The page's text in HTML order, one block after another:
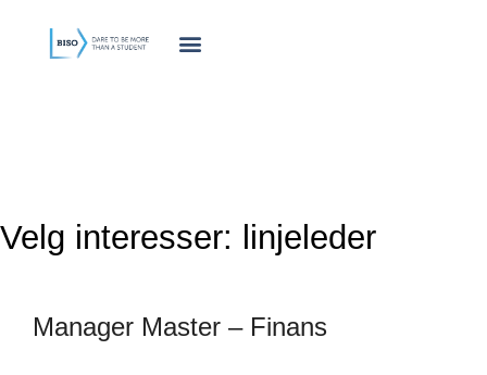
innholdet
Velg interesser: linjeleder
Manager Master – Finans